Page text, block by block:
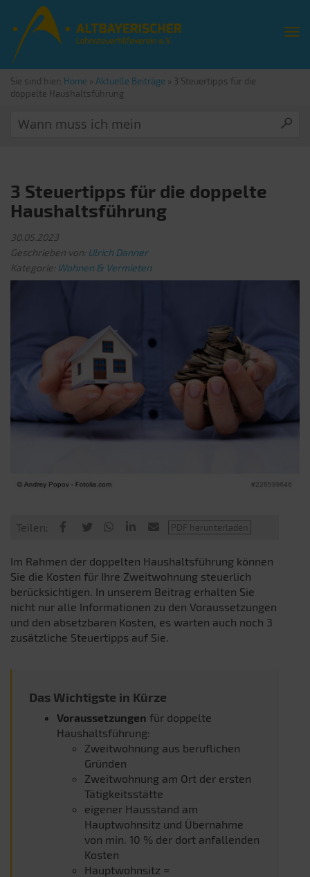
Sie sind hier: Home » Aktuelle Beiträge » 3 Steuertipps für die
doppelte Haushaltsführung
3 Steuertipps für die doppelte
Haushaltsführung
30.05.2023
Geschrieben von: Ulrich Danner
Kategorie: Wohnen & Vermieten
Teilen:
Im Rahmen der doppelten Haushaltsführung können
Sie die Kosten für Ihre Zweitwohnung steuerlich
berücksichtigen. In unserem Beitrag erhalten Sie
nicht nur alle Informationen zu den Voraussetzungen
und den absetzbaren Kosten, es warten auch noch 3
zusätzliche Steuertipps auf Sie.
Das Wichtigste in Kürze
Voraussetzungen für doppelte
Haushaltsführung:
Zweitwohnung aus beruflichen
Gründen
Zweitwohnung am Ort der ersten
Tätigkeitsstätte
eigener Hausstand am
Hauptwohnsitz und Übernahme
von min. 10 % der dort anfallenden
Kosten
Hauptwohnsitz =